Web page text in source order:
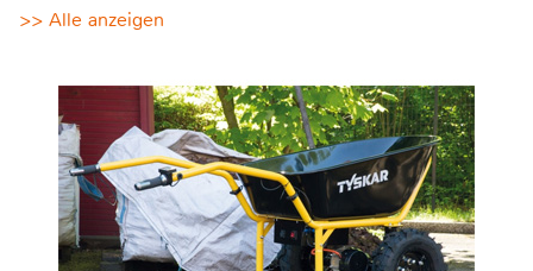
>> Alle anzeigen